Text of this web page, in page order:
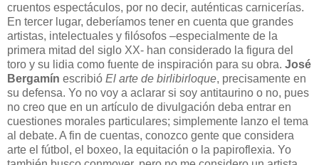
cruentos espectáculos, por no decir, auténticas carnicerías.
En tercer lugar, deberíamos tener en cuenta que grandes
artistas, intelectuales y filósofos –especialmente de la
primera mitad del siglo XX- han considerado la figura del
toro y su lidia como fuente de inspiración para su obra. José
Bergamín escribió El arte de birlibirloque, precisamente en
su defensa. Yo no voy a aclarar si soy antitaurino o no, pues
no creo que en un artículo de divulgación deba entrar en
cuestiones morales particulares; simplemente lanzo el tema
al debate. A fin de cuentas, conozco gente que considera
arte el fútbol, el boxeo, la equitación o la papiroflexia. Yo